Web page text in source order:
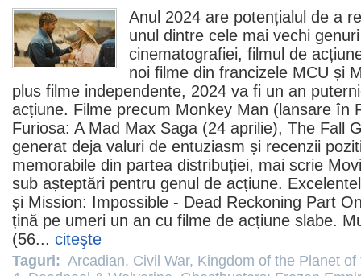
Anul 2024 are potențialul de a
unul dintre cele mai vechi
cinematografiei, filmul de
noi filme din francizele MCU și
plus filme independente, 2024 va fi un an
acțiune. Filme precum Monkey Man (lansare în
Furiosa: A Mad Max Saga (24 aprilie), The Fall
generat deja valuri de entuziasm și recenzii
memorabile din partea distribuției, mai scrie
sub așteptări pentru genul de acțiune.
și Mission: Impossible - Dead Reckoning Part
țină pe umeri un an cu filme de acțiune slabe.
(56... citeşte
Taguri: Arcadian, Civil War, Kingdom of the Planet of